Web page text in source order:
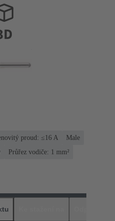
proud: ≤16 A
Male
Průřez vodiče: 1 mm²